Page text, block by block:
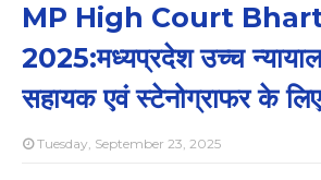
MP High Court
2025:मध्यप्रदेश उच्च
सहायक एवं स्टेनोग्राफर के
Tuesday, September 23, 2025